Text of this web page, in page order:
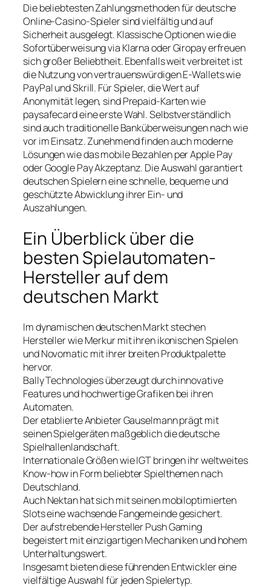
Die beliebtesten Zahlungsmethoden für deutsche
Online-Casino-Spieler sind vielfältig und auf
Sicherheit ausgelegt. Klassische Optionen wie die
Sofortüberweisung via Klarna oder Giropay erfreuen
sich großer Beliebtheit. Ebenfalls weit verbreitet ist
die Nutzung von vertrauenswürdigen E-Wallets wie
PayPal und Skrill. Für Spieler, die Wert auf
Anonymität legen, sind Prepaid-Karten wie
paysafecard eine erste Wahl. Selbstverständlich
sind auch traditionelle Banküberweisungen nach wie
vor im Einsatz. Zunehmend finden auch moderne
Lösungen wie das mobile Bezahlen per Apple Pay
oder Google Pay Akzeptanz. Die Auswahl garantiert
deutschen Spielern eine schnelle, bequeme und
geschützte Abwicklung ihrer Ein- und
Auszahlungen.
Ein Überblick über die
besten Spielautomaten-
Hersteller auf dem
deutschen Markt
Im dynamischen deutschen Markt stechen
Hersteller wie Merkur mit ihren ikonischen Spielen
und Novomatic mit ihrer breiten Produktpalette
hervor.
Bally Technologies überzeugt durch innovative
Features und hochwertige Grafiken bei ihren
Automaten.
Der etablierte Anbieter Gauselmann prägt mit
seinen Spielgeräten maßgeblich die deutsche
Spielhallenlandschaft.
Internationale Größen wie IGT bringen ihr weltweites
Know-how in Form beliebter Spielthemen nach
Deutschland.
Auch Nektan hat sich mit seinen mobiloptimierten
Slots eine wachsende Fangemeinde gesichert.
Der aufstrebende Hersteller Push Gaming
begeistert mit einzigartigen Mechaniken und hohem
Unterhaltungswert.
Insgesamt bieten diese führenden Entwickler eine
vielfältige Auswahl für jeden Spielertyp.